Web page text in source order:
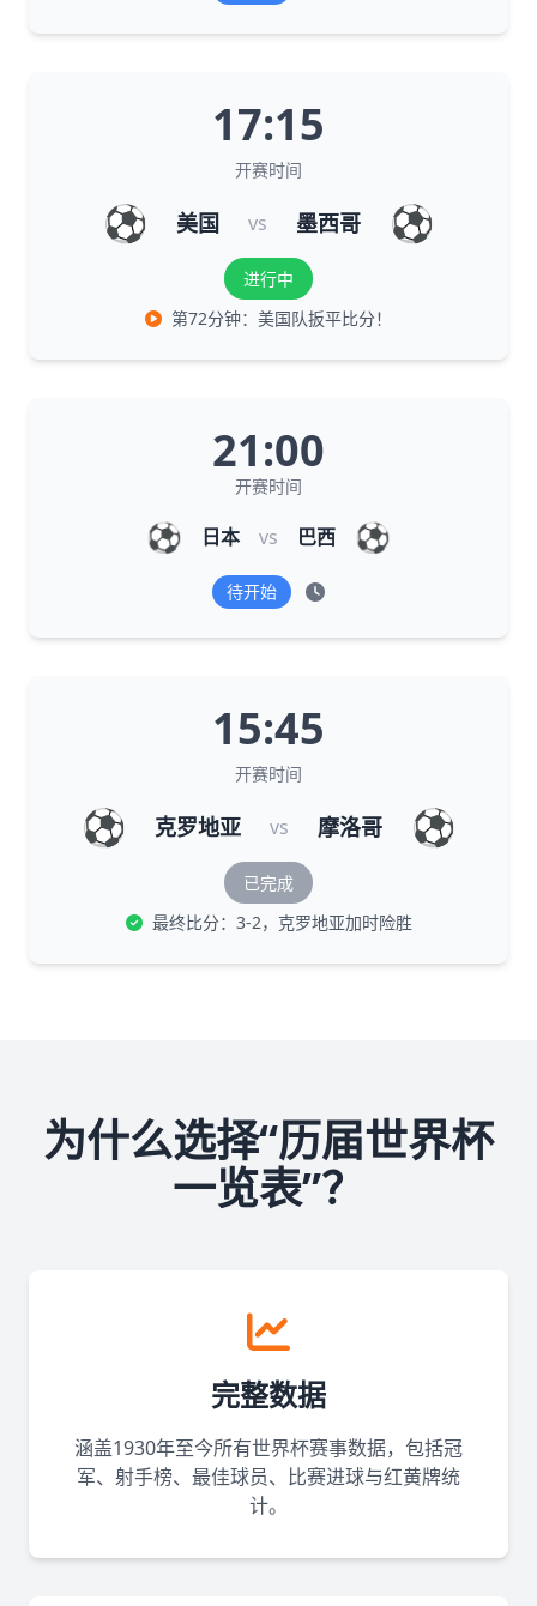
17:15
开赛时间
⚽ 美国 vs 墨西哥 ⚽
进行中
第72分钟：美国队扳平比分！
21:00
开赛时间
⚽ 日本 vs 巴西 ⚽
待开始
15:45
开赛时间
⚽ 克罗地亚 vs 摩洛哥 ⚽
已完成
最终比分：3-2，克罗地亚加时险胜
为什么选择“历届世界杯
一览表”？
完整数据
涵盖1930年至今所有世界杯赛事数据，包括冠
军、射手榜、最佳球员、比赛进球与红黄牌统
计。